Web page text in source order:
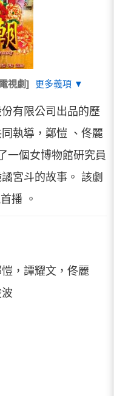
視劇] 更多義項 ▼
有限公司出品的歷
執導，鄭愷 、佟麗
一個女博物館研究員
宮斗的故事。 該劇
播 。
，譚耀文，佟麗